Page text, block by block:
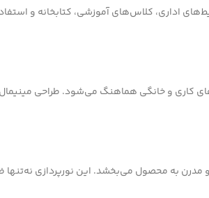
اداری، کلاس‌های آموزشی، کتابخانه و
کاری و خانگی هماهنگ می‌شود. طراحی مینیمال
مدرن به محصول می‌بخشد. این نورپردازی نه‌تنها